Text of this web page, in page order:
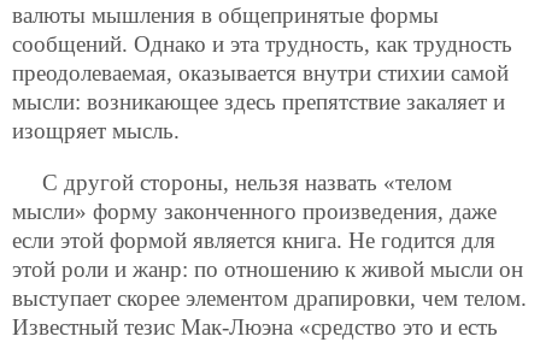
валюты мышления в общепринятые формы
сообщений. Однако и эта трудность, как трудность
преодолеваемая, оказывается внутри стихии самой
мысли: возникающее здесь препятствие закаляет и
изощряет мысль.
С другой стороны, нельзя назвать «телом
мысли» форму законченного произведения, даже
если этой формой является книга. Не годится для
этой роли и жанр: по отношению к живой мысли он
выступает скорее элементом драпировки, чем телом.
Известный тезис Мак-Люэна «средство это и есть